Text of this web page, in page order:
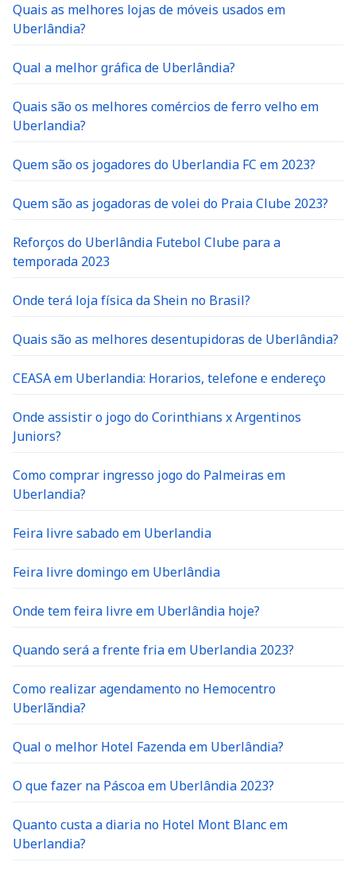
Quais as melhores lojas de móveis usados em
Uberlândia?
Qual a melhor gráfica de Uberlândia?
Quais são os melhores comércios de ferro velho em
Uberlandia?
Quem são os jogadores do Uberlandia FC em 2023?
Quem são as jogadoras de volei do Praia Clube 2023?
Reforços do Uberlândia Futebol Clube para a
temporada 2023
Onde terá loja física da Shein no Brasil?
Quais são as melhores desentupidoras de Uberlândia?
CEASA em Uberlandia: Horarios, telefone e endereço
Onde assistir o jogo do Corinthians x Argentinos
Juniors?
Como comprar ingresso jogo do Palmeiras em
Uberlandia?
Feira livre sabado em Uberlandia
Feira livre domingo em Uberlândia
Onde tem feira livre em Uberlândia hoje?
Quando será a frente fria em Uberlandia 2023?
Como realizar agendamento no Hemocentro
Uberlãndia?
Qual o melhor Hotel Fazenda em Uberlândia?
O que fazer na Páscoa em Uberlândia 2023?
Quanto custa a diaria no Hotel Mont Blanc em
Uberlandia?